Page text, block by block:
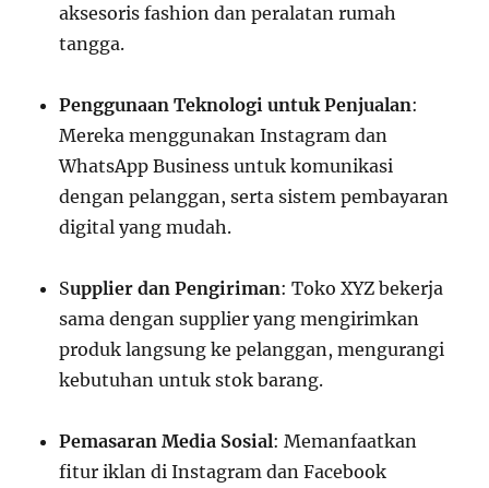
aksesoris fashion dan peralatan rumah
tangga.
Penggunaan Teknologi untuk Penjualan:
Mereka menggunakan Instagram dan
WhatsApp Business untuk komunikasi
dengan pelanggan, serta sistem pembayaran
digital yang mudah.
Supplier dan Pengiriman: Toko XYZ bekerja
sama dengan supplier yang mengirimkan
produk langsung ke pelanggan, mengurangi
kebutuhan untuk stok barang.
Pemasaran Media Sosial: Memanfaatkan
fitur iklan di Instagram dan Facebook